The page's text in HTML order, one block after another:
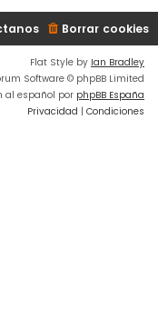
Borrar cookies
Flat Style by Ian Bradley
Software © phpBB Limited
al español por phpBB España
Privacidad | Condiciones